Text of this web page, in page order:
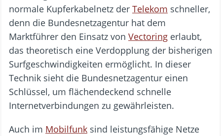
normale Kupferkabelnetz der Telekom schneller,
denn die Bundesnetzagentur hat dem
Marktführer den Einsatz von Vectoring erlaubt,
das theoretisch eine Verdopplung der bisherigen
Surfgeschwindigkeiten ermöglicht. In dieser
Technik sieht die Bundesnetzagentur einen
Schlüssel, um flächendeckend schnelle
Internetverbindungen zu gewährleisten.
Auch im Mobilfunk sind leistungsfähige Netze